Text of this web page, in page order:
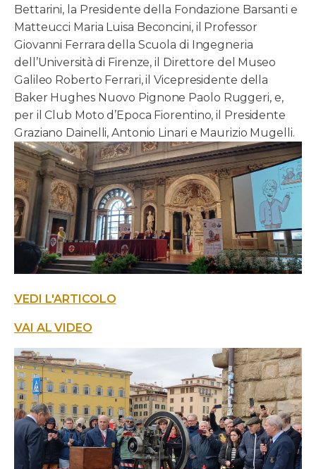
Bettarini, la Presidente della Fondazione Barsanti e
Matteucci Maria Luisa Beconcini, il Professor
Giovanni Ferrara della Scuola di Ingegneria
dell’Università di Firenze, il Direttore del Museo
Galileo Roberto Ferrari, il Vicepresidente della
Baker Hughes Nuovo Pignone Paolo Ruggeri, e,
per il Club Moto d’Epoca Fiorentino, il Presidente
Graziano Dainelli, Antonio Linari e Maurizio Mugelli.
VEDI L'ARTICOLO
VAI AL VIDEO